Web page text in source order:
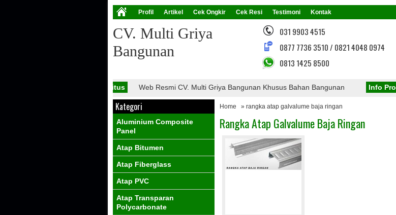
Profil Artikel Cek Ongkir Cek Resi Testimoni Kontak
CV. Multi Griya
Bangunan
031 9903 4515
0877 7736 3510 / 0821 4048 0974
0813 1425 8500
Web Resmi CV. Multi Griya Bangunan Khusus Bahan Bangunan Info Produk
Home » rangka atap galvalume baja ringan
Rangka Atap Galvalume Baja Ringan
Kategori
Aluminium Composite
Panel
Atap Bitumen
Atap Fiberglass
Atap PVC
Atap Transparan
Polycarbonate